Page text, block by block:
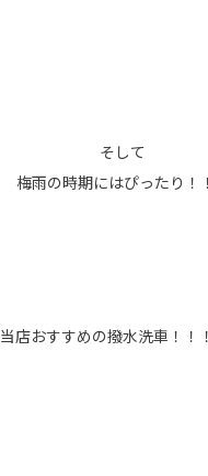
そして
梅雨の時期にはぴったり！
当店おすすめの撥水洗車！